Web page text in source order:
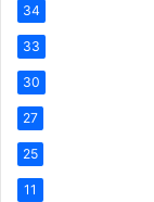
34
33
30
27
25
11